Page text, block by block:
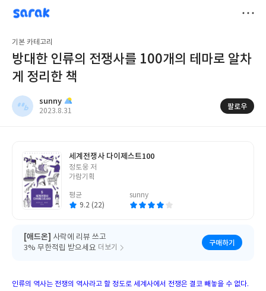
sarak
sunny
기본 카테고리
방대한 인류의 전쟁사를 100개의 테마로 알차
게 정리한 책
sunny
작
2023.8.31
팔로우
세계전쟁사 다이제스트100
글
쓴
정토웅 저
가람기획
평균
9.2 (22)
sunny
[애드온] 사락에 리뷰 쓰고
3% 무한적립 받으세요 더보기
구매하기
인류의 역사는 전쟁의 역사라고 할 정도로 세계사에서 전쟁은 결코 빼놓을 수 없다.